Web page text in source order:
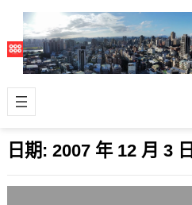
日期: 2007 年 12 月 3 日